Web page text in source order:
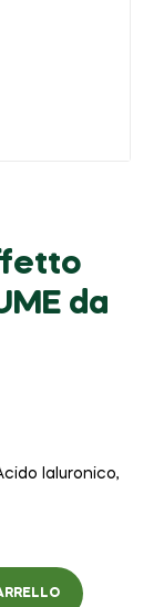
da
Ialuronico,